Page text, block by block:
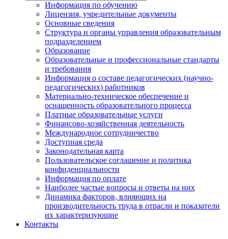
Информация по обучению
Лицензия, учредительные документы
Основные сведения
Структура и органы управления образовательным
подразделением
Образование
Образовательные и профессиональные стандарты
и требования
Информация о составе педагогических (научно-
педагогических) работников
Материально-техническое обеспечение и
оснащенность образовательного процесса
Платные образовательные услуги
Финансово-хозяйственная деятельность
Международное сотрудничество
Доступная среда
Законодательная карта
Пользовательское соглашение и политика
конфиденциальности
Информация по оплате
Наиболее частые вопросы и ответы на них
Динамика факторов, влияющих на
производительность труда в отрасли и показатели
их характеризующие
Контакты